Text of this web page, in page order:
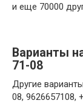
и еще 70000
Варианты
71-08
Другие
08, 9626657108,